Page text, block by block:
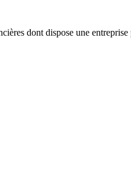
dont dispose une